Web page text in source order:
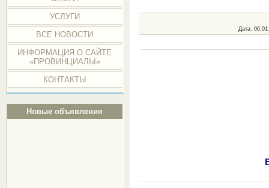
УСЛУГИ
ВСЕ НОВОСТИ
ИНФОРМАЦИЯ О САЙТЕ
«ПРОВИНЦИАЛЫ»
КОНТАКТЫ
Новые объявления
Дата: